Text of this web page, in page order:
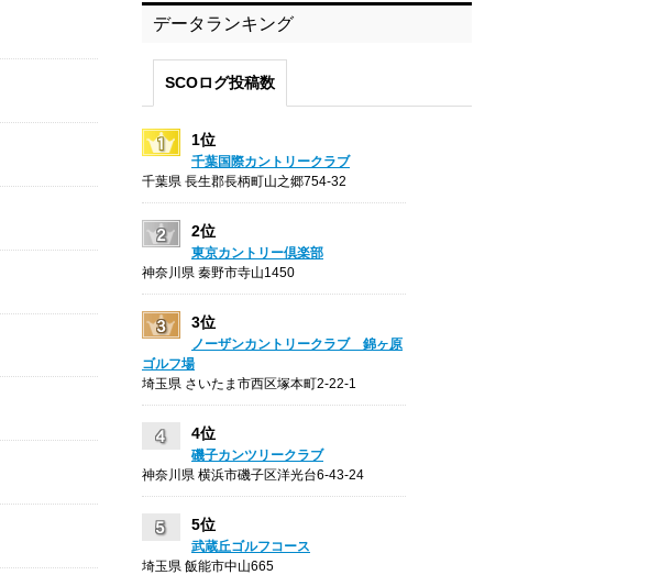
データランキング
SCOログ投稿数
1位
千葉国際カントリークラブ
千葉県 長生郡長柄町山之郷754-32
2位
東京カントリー倶楽部
神奈川県 秦野市寺山1450
3位
ノーザンカントリークラブ 錦ヶ原
ゴルフ場
埼玉県 さいたま市西区塚本町2-22-1
4位
磯子カンツリークラブ
神奈川県 横浜市磯子区洋光台6-43-24
5位
武蔵丘ゴルフコース
埼玉県 飯能市中山665